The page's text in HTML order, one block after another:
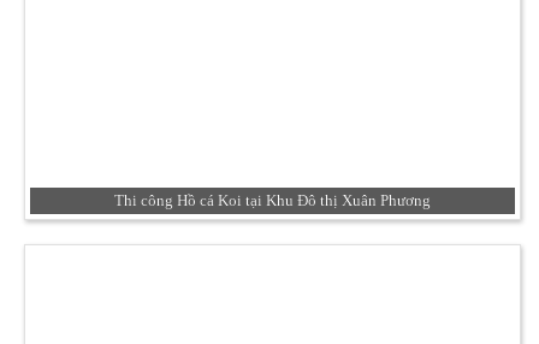
Thi công Hồ cá Koi tại Khu Đô thị Xuân Phương